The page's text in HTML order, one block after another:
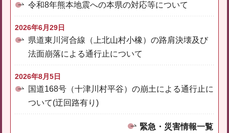
令和8年熊本地震への本県の対応等について
2026年6月29日
県道東川河合線（上北山村小橡）の路肩決壊及び
法面崩落による通行止について
2026年8月5日
国道168号（十津川村平谷）の崩土による通行止に
ついて(迂回路有り)
緊急・災害情報一覧